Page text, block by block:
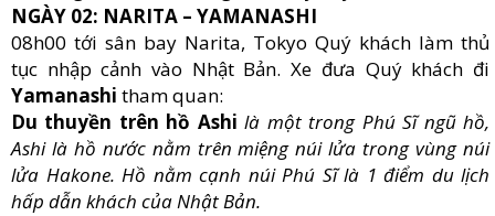
NGÀY 02: NARITA – YAMANASHI
08h00 tới sân bay Narita, Tokyo Quý khách làm thủ
tục nhập cảnh vào Nhật Bản. Xe đưa Quý khách đi
Yamanashi tham quan:
Du thuyền trên hồ Ashi là một trong Phú Sĩ ngũ hồ,
Ashi là hồ nước nằm trên miệng núi lửa trong vùng núi
lửa Hakone. Hồ nằm cạnh núi Phú Sĩ là 1 điểm du lịch
hấp dẫn khách của Nhật Bản.